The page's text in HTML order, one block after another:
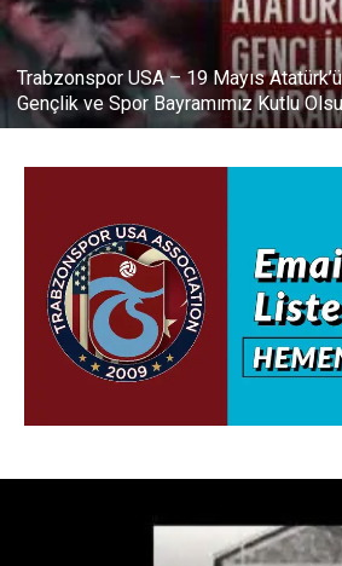
Trabzonspor USA – 19 Mayıs
Gençlik ve Spor Bayramımız Kutlu